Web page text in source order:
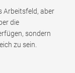
Arbeitsfeld, aber
die
sondern
zu sein.